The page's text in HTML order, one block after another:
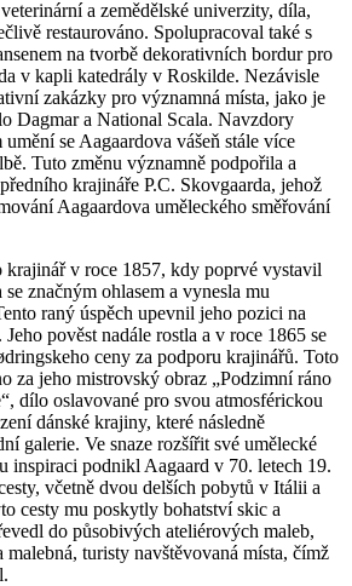
a zemědělské univerzity, díla,
restaurováno. Spolupracoval také s
na tvorbě dekorativních bordur pro
v kapli katedrály v Roskilde. Nezávisle
zakázky pro významná místa, jako je
Dagmar a National Scala. Navzdory
se Aagaardova vášeň stále více
Tuto změnu významně podpořila a
krajináře P.C. Skovgaarda, jehož
Aagaardova uměleckého směřování
krajinář v roce 1857, kdy poprvé vystavil
se značným ohlasem a vynesla mu
raný úspěch upevnil jeho pozici na
Jeho pověst nadále rostla a v roce 1865 se
ceny za podporu krajinářů. Toto
za jeho mistrovský obraz „Podzimní ráno
dílo oslavované pro svou atmosférickou
dánské krajiny, které následně
galerie. Ve snaze rozšířit své umělecké
inspiraci podnikl Aagaard v 70. letech 19.
včetně dvou delších pobytů v Itálii a
cesty mu poskytly bohatství skic a
do působivých ateliérových maleb,
malebná, turisty navštěvovaná místa, čímž